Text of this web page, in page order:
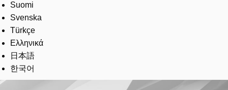
Suomi
Svenska
Türkçe
Ελληνικά
日本語
한국어